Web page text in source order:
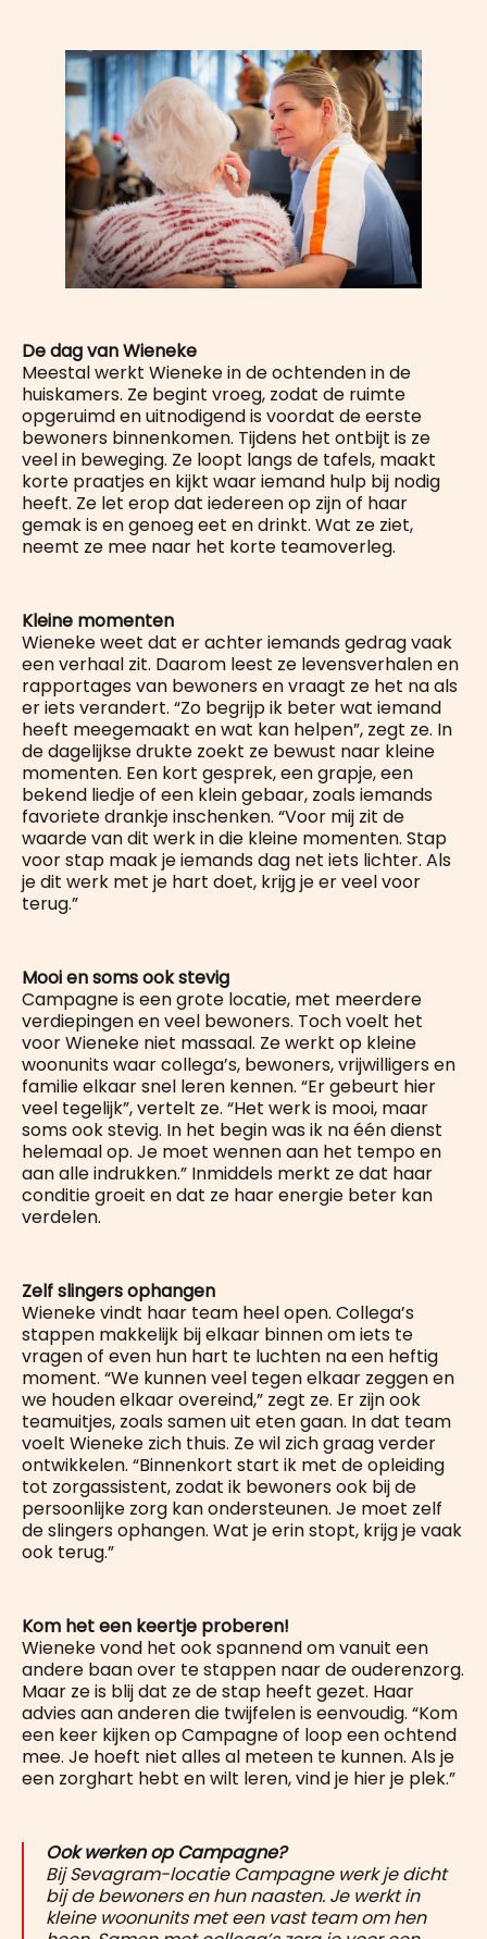
De dag van Wieneke
Meestal werkt Wieneke in de ochtenden in de
huiskamers. Ze begint vroeg, zodat de ruimte
opgeruimd en uitnodigend is voordat de eerste
bewoners binnenkomen. Tijdens het ontbijt is ze
veel in beweging. Ze loopt langs de tafels, maakt
korte praatjes en kijkt waar iemand hulp bij nodig
heeft. Ze let erop dat iedereen op zijn of haar
gemak is en genoeg eet en drinkt. Wat ze ziet,
neemt ze mee naar het korte teamoverleg.
Kleine momenten
Wieneke weet dat er achter iemands gedrag vaak
een verhaal zit. Daarom leest ze levensverhalen en
rapportages van bewoners en vraagt ze het na als
er iets verandert. “Zo begrijp ik beter wat iemand
heeft meegemaakt en wat kan helpen”, zegt ze. In
de dagelijkse drukte zoekt ze bewust naar kleine
momenten. Een kort gesprek, een grapje, een
bekend liedje of een klein gebaar, zoals iemands
favoriete drankje inschenken. “Voor mij zit de
waarde van dit werk in die kleine momenten. Stap
voor stap maak je iemands dag net iets lichter. Als
je dit werk met je hart doet, krijg je er veel voor
terug.”
Mooi en soms ook stevig
Campagne is een grote locatie, met meerdere
verdiepingen en veel bewoners. Toch voelt het
voor Wieneke niet massaal. Ze werkt op kleine
woonunits waar collega’s, bewoners, vrijwilligers en
familie elkaar snel leren kennen. “Er gebeurt hier
veel tegelijk”, vertelt ze. “Het werk is mooi, maar
soms ook stevig. In het begin was ik na één dienst
helemaal op. Je moet wennen aan het tempo en
aan alle indrukken.” Inmiddels merkt ze dat haar
conditie groeit en dat ze haar energie beter kan
verdelen.
Zelf slingers ophangen
Wieneke vindt haar team heel open. Collega’s
stappen makkelijk bij elkaar binnen om iets te
vragen of even hun hart te luchten na een heftig
moment. “We kunnen veel tegen elkaar zeggen en
we houden elkaar overeind,” zegt ze. Er zijn ook
teamuitjes, zoals samen uit eten gaan. In dat team
voelt Wieneke zich thuis. Ze wil zich graag verder
ontwikkelen. “Binnenkort start ik met de opleiding
tot zorgassistent, zodat ik bewoners ook bij de
persoonlijke zorg kan ondersteunen. Je moet zelf
de slingers ophangen. Wat je erin stopt, krijg je vaak
ook terug.”
Kom het een keertje proberen!
Wieneke vond het ook spannend om vanuit een
andere baan over te stappen naar de ouderenzorg.
Maar ze is blij dat ze de stap heeft gezet. Haar
advies aan anderen die twijfelen is eenvoudig. “Kom
een keer kijken op Campagne of loop een ochtend
mee. Je hoeft niet alles al meteen te kunnen. Als je
een zorghart hebt en wilt leren, vind je hier je plek.”
Ook werken op Campagne?
Bij Sevagram-locatie Campagne werk je dicht
bij de bewoners en hun naasten. Je werkt in
kleine woonunits met een vast team om hen